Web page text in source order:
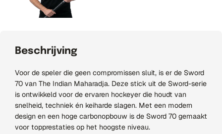
Beschrijving
Voor de speler die geen compromissen sluit, is er de Sword
70 van The Indian Maharadja. Deze stick uit de Sword-serie
is ontwikkeld voor de ervaren hockeyer die houdt van
snelheid, techniek én keiharde slagen. Met een modern
design en een hoge carbonopbouw is de Sword 70 gemaakt
voor topprestaties op het hoogste niveau.